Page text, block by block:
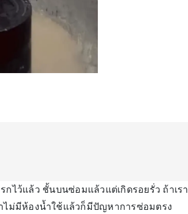
ไว้แล้ว ชั้นบนซ่อมแล้วแต่เกิดรอยรั่ว ถ้าเรา
ไม่มีห้องน้ำใช้แล้วก็มีปัญหาการซ่อมตรง